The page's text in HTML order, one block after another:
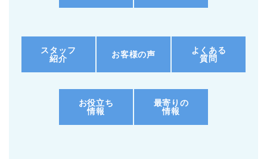
スタッフ
紹介
お客様の声
よくある
質問
お役立ち
情報
最寄りの
情報